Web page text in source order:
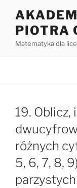
treściPIOTRA
Matematyka dla
19. Oblicz,
różnych
5, 6, 7, 8,